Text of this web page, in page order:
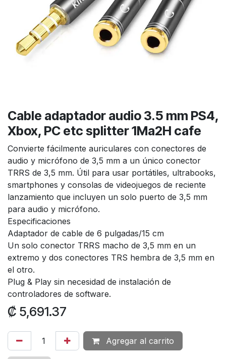
Cable adaptador audio 3.5 mm PS4,
Xbox, PC etc splitter 1Ma2H cafe
Convierte fácilmente auriculares con conectores de
audio y micrófono de 3,5 mm a un único conector
TRRS de 3,5 mm. Útil para usar portátiles, ultrabooks,
smartphones y consolas de videojuegos de reciente
lanzamiento que incluyen un solo puerto de 3,5 mm
para audio y micrófono.
Especificaciones
Adaptador de cable de 6 pulgadas/15 cm
Un solo conector TRRS macho de 3,5 mm en un
extremo y dos conectores TRS hembra de 3,5 mm en
el otro.
Plug & Play sin necesidad de instalación de
controladores de software.
₡ 5,691.37
Agregar al carrito